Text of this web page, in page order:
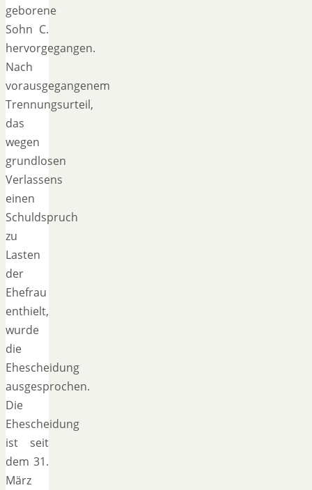
geborene
Sohn C.
hervorgegangen.
Nach
vorausgegangenem
Trennungsurteil,
das
wegen
grundlosen
Verlassens
einen
Schuldspruch
zu
Lasten
der
Ehefrau
enthielt,
wurde
die
Ehescheidung
ausgesprochen.
Die
Ehescheidung
ist seit
dem 31.
März